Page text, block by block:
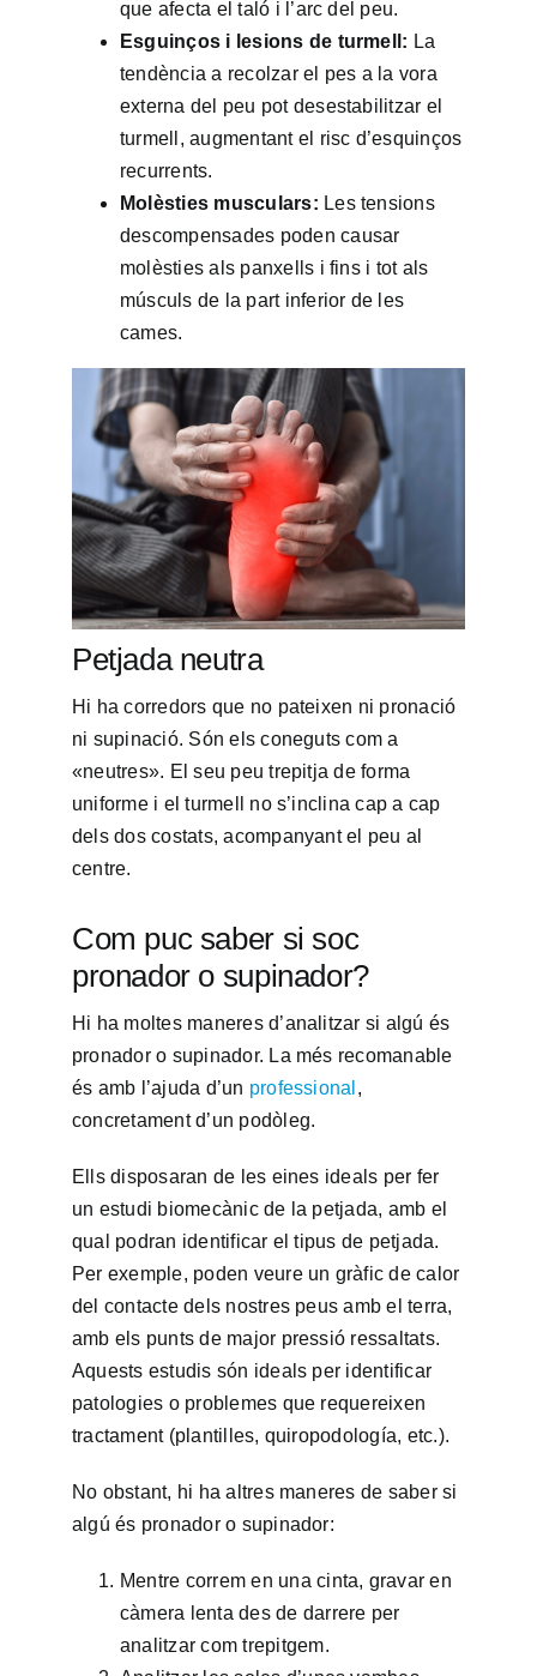
que afecta el taló i l’arc del peu.
Esguinços i lesions de turmell: La
tendència a recolzar el pes a la vora
externa del peu pot desestabilitzar el
turmell, augmentant el risc d’esquinços
recurrents.
Molèsties musculars: Les tensions
descompensades poden causar
molèsties als panxells i fins i tot als
músculs de la part inferior de les
cames.
Petjada neutra
Hi ha corredors que no pateixen ni pronació
ni supinació. Són els coneguts com a
«neutres». El seu peu trepitja de forma
uniforme i el turmell no s’inclina cap a cap
dels dos costats, acompanyant el peu al
centre.
Com puc saber si soc
pronador o supinador?
Hi ha moltes maneres d’analitzar si algú és
pronador o supinador. La més recomanable
és amb l’ajuda d’un professional ,
concretament d’un podòleg.
Ells disposaran de les eines ideals per fer
un estudi biomecànic de la petjada, amb el
qual podran identificar el tipus de petjada.
Per exemple, poden veure un gràfic de calor
del contacte dels nostres peus amb el terra,
amb els punts de major pressió ressaltats.
Aquests estudis són ideals per identificar
patologies o problemes que requereixen
tractament (plantilles, quiropodología, etc.).
No obstant, hi ha altres maneres de saber si
algú és pronador o supinador:
Mentre correm en una cinta, gravar en
càmera lenta des de darrere per
analitzar com trepitgem.